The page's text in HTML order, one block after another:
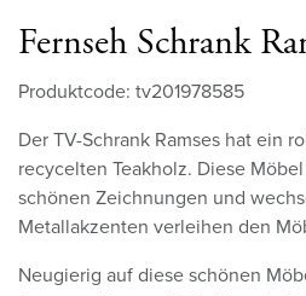
Fernseh Schrank
Produktcode: tv201978585
Der TV-Schrank Ramses hat ein
recycelten Teakholz. Diese
schönen Zeichnungen und
Metallakzenten verleihen den
Neugierig auf diese schönen